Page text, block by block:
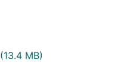
(13.4 MB)